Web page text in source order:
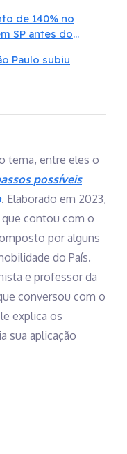
de 140% no
SP antes do
Paulo subiu
tema, entre eles o
possíveis
. Elaborado em 2023,
contou com o
por alguns
do País.
e professor da
conversou com o
explica os
sua aplicação